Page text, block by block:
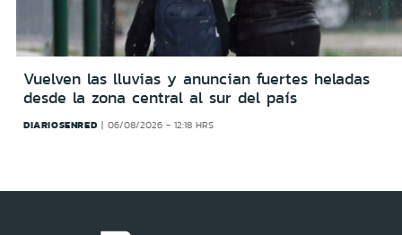
Vuelven las lluvias y anuncian fuertes heladas
desde la zona central al sur del país
DIARIOSENRED 06/08/2026 - 12:18 HRS